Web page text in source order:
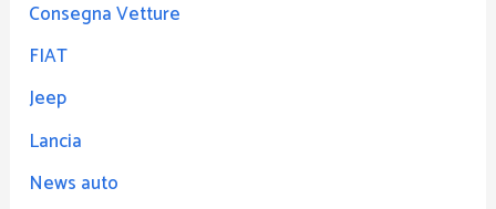
Consegna Vetture
FIAT
Jeep
Lancia
News auto